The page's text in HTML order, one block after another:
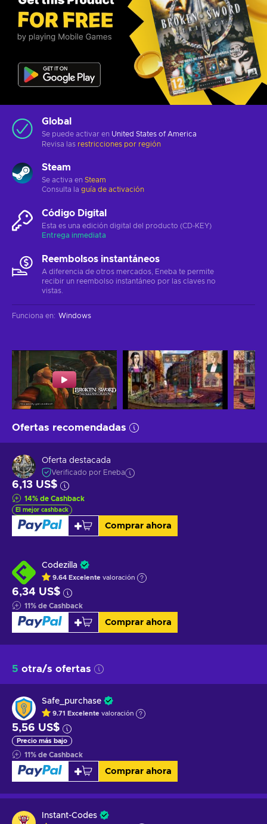
Global
Se puede activar en United States of America
Revisa las restricciones por región
Steam
Se activa en Steam
Consulta la guía de activación
Código Digital
Esta es una edición digital del producto (CD-KEY)
Entrega inmediata
Reembolsos instantáneos
A diferencia de otros mercados, Eneba te permite
recibir un reembolso instantáneo por las claves no
vistas.
Funciona en: Windows
Ofertas recomendadas
Oferta destacada
Verificado por Eneba
6,13 US$
14% de Cashback
El mejor cashback
Comprar ahora
Codezilla
9.64 Excelente valoración
6,34 US$
11% de Cashback
Comprar ahora
5 otra/s ofertas
Safe_purchase
9.71 Excelente valoración
5,56 US$
Precio más bajo
11% de Cashback
Comprar ahora
Instant-Codes